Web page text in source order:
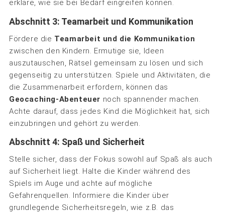
erkläre, wie sie bei Bedarf eingreifen können.
Abschnitt 3: Teamarbeit und Kommunikation
Fördere die Teamarbeit und die Kommunikation
zwischen den Kindern. Ermutige sie, Ideen
auszutauschen, Rätsel gemeinsam zu lösen und sich
gegenseitig zu unterstützen. Spiele und Aktivitäten, die
die Zusammenarbeit erfordern, können das
Geocaching-Abenteuer noch spannender machen.
Achte darauf, dass jedes Kind die Möglichkeit hat, sich
einzubringen und gehört zu werden.
Abschnitt 4: Spaß und Sicherheit
Stelle sicher, dass der Fokus sowohl auf Spaß als auch
auf Sicherheit liegt. Halte die Kinder während des
Spiels im Auge und achte auf mögliche
Gefahrenquellen. Informiere die Kinder über
grundlegende Sicherheitsregeln, wie z.B. das